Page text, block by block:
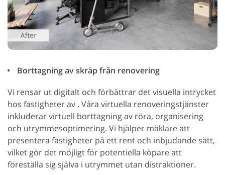
Borttagning av skräp från renovering
Vi rensar ut digitalt och förbättrar det visuella intrycket
hos fastigheter av . Våra virtuella renoveringstjänster
inkluderar virtuell borttagning av röra, organisering
och utrymmesoptimering. Vi hjälper mäklare att
presentera fastigheter på ett rent och inbjudande sätt,
vilket gör det möjligt för potentiella köpare att
föreställa sig själva i utrymmet utan distraktioner.